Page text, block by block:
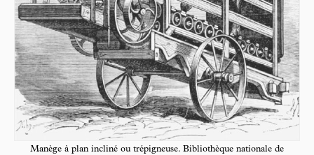
Manège à plan incliné ou trépigneuse. Bibliothèque nationale de